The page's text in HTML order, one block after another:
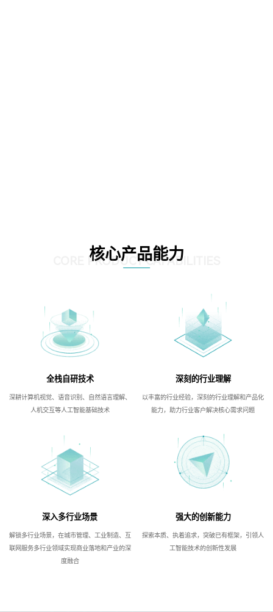
核心产品能力
CORE PRODUCT CAPABILITIES
全栈自研技术
深耕计算机视觉、语音识别、自然语言理解、
人机交互等人工智能基础技术
深刻的行业理解
以丰富的行业经验，深刻的行业理解和产品化
能力，助力行业客户解决核心需求问题
深入多行业场景
解锁多行业场景，在城市管理、工业制造、互
联网服务多行业领域实现商业落地和产业的深
度融合
强大的创新能力
探索本质、执着追求，突破已有框架，引领人
工智能技术的创新性发展